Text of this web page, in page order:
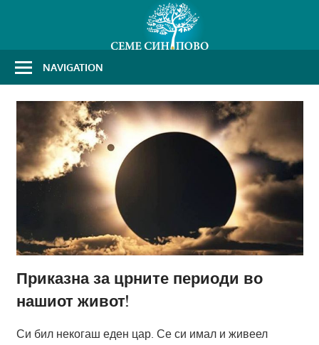
NAVIGATION
Приказна за црните периоди во
нашиот живот!
Си бил некогаш еден цар. Се си имал и живеел